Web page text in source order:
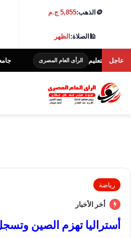
🪙 الذهب:5,855 ج.م
🕌الصلاة:الظهر
عاجل الرأى العام المصرى جامعة كفر الشيخ
رياضة
أخر الأخبار
أستراليا تهزم الصين